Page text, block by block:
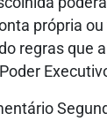
própria
regras que